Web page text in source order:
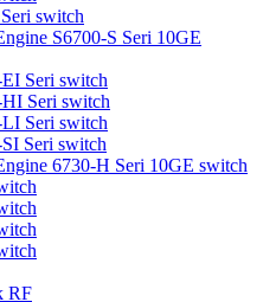
switch
S6700-S Seri 10GE
Seri switch
Seri switch
Seri switch
Seri switch
6730-H Seri 10GE switch
RF